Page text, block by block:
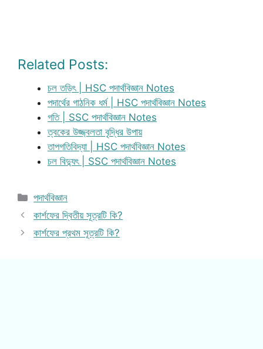
Related Posts:
চল তড়িৎ | HSC পদার্থবিজ্ঞান Notes
পদার্থের গাঠনিক ধর্ম | HSC পদার্থবিজ্ঞান Notes
গতি | SSC পদার্থবিজ্ঞান Notes
ত্বকের উজ্জ্বলতা বৃদ্ধির উপায়
তাপগতিবিদ্যা | HSC পদার্থবিজ্ঞান Notes
চল বিদ্যুৎ | SSC পদার্থবিজ্ঞান Notes
Categories
পদার্থবিজ্ঞান
কার্শফের দ্বিতীয় সূত্রটি কি?
কার্শফের প্রথম সূত্রটি কি?